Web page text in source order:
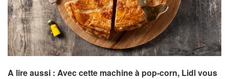
A lire aussi : Avec cette machine à pop-corn, Lidl vous